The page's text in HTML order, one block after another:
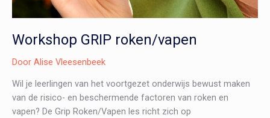
Workshop GRIP roken/vapen
Door Alise Vleesenbeek
Wil je leerlingen van het voortgezet onderwijs bewust maken
van de risico- en beschermende factoren van roken en
vapen? De Grip Roken/Vapen les richt zich op